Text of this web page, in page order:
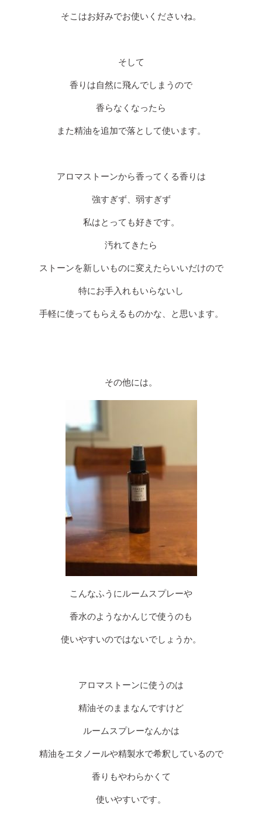
そこはお好みでお使いくださいね。
そして
香りは自然に飛んでしまうので
香らなくなったら
また精油を追加で落として使います。
アロマストーンから香ってくる香りは
強すぎず、弱すぎず
私はとっても好きです。
汚れてきたら
ストーンを新しいものに変えたらいいだけので
特にお手入れもいらないし
手軽に使ってもらえるものかな、と思います。
その他には。
こんなふうにルームスプレーや
香水のようなかんじで使うのも
使いやすいのではないでしょうか。
アロマストーンに使うのは
精油そのままなんですけど
ルームスプレーなんかは
精油をエタノールや精製水で希釈しているので
香りもやわらかくて
使いやすいです。